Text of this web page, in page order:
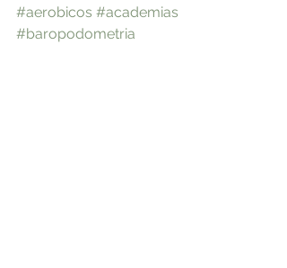
#aerobicos #academias
#baropodometria